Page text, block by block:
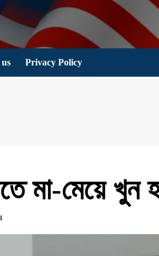
Privacy Policy
মা-মেয়ে